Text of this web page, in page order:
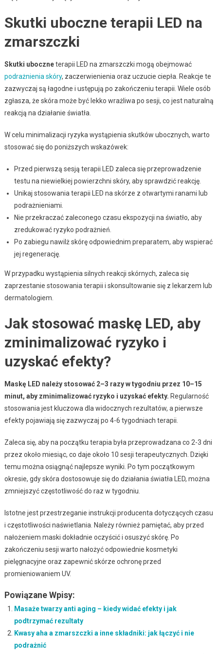
Skutki uboczne terapii LED na
zmarszczki
Skutki uboczneterapii LED na zmarszczki mogą obejmować
podrażnienia skóry, zaczerwienienia oraz uczucie ciepła. Reakcje te
zazwyczaj są łagodne i ustępują po zakończeniu terapii. Wiele osób
zgłasza, że skóra może być lekko wrażliwa po sesji, co jest naturalną
reakcją na działanie światła.
W celu minimalizacji ryzyka wystąpienia skutków ubocznych, warto
stosować się do poniższych wskazówek:
Przed pierwszą sesją terapii LED zaleca się przeprowadzenie
testu na niewielkiej powierzchni skóry, aby sprawdzić reakcję.
Unikaj stosowania terapii LED na skórze z otwartymi ranami lub
podrażnieniami.
Nie przekraczać zaleconego czasu ekspozycji na światło, aby
zredukować ryzyko podrażnień.
Po zabiegu nawilż skórę odpowiednim preparatem, aby wspierać
jej regenerację.
W przypadku wystąpienia silnych reakcji skórnych, zaleca się
zaprzestanie stosowania terapii i skonsultowanie się z lekarzem lub
dermatologiem.
Jak stosować maskę LED, aby
zminimalizować ryzyko i
uzyskać efekty?
Maskę LED należy stosować 2–3 razy w tygodniu przez 10–15
minut, aby zminimalizować ryzyko i uzyskać efekty. Regularność
stosowania jest kluczowa dla widocznych rezultatów, a pierwsze
efekty pojawiają się zazwyczaj po 4-6 tygodniach terapii.
Zaleca się, aby na początku terapia była przeprowadzana co 2-3 dni
przez około miesiąc, co daje około 10 sesji terapeutycznych. Dzięki
temu można osiągnąć najlepsze wyniki. Po tym początkowym
okresie, gdy skóra dostosowuje się do działania światła LED, można
zmniejszyć częstotliwość do raz w tygodniu.
Istotne jest przestrzeganie instrukcji producenta dotyczących czasu
i częstotliwości naświetlania. Należy również pamiętać, aby przed
nałożeniem maski dokładnie oczyścić i osuszyć skórę. Po
zakończeniu sesji warto nałożyć odpowiednie kosmetyki
pielęgnacyjne oraz zapewnić skórze ochronę przed
promieniowaniem UV.
Powiązane Wpisy:
Masaże twarzy anti aging – kiedy widać efekty i jak
podtrzymać rezultaty
Kwasy aha a zmarszczki a inne składniki: jak łączyć i nie
podrażnić